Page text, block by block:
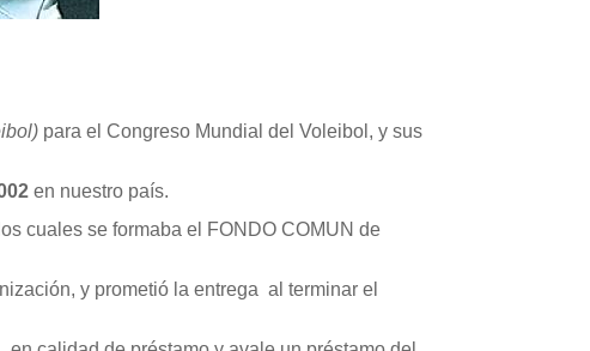
para el Congreso Mundial del Voleibol, y sus
en nuestro país.
cuales se formaba el FONDO COMUN de
y prometió la entrega al terminar el